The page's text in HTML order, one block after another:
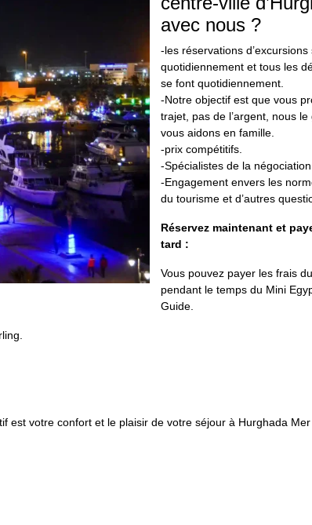
avec nous ?
-les réservations d’excursions
quotidiennement et tous les
se font quotidiennement.
-Notre objectif est que vous
trajet, pas de l’argent, nous
vous aidons en famille.
-prix compétitifs.
-Spécialistes de la négociation.
-Engagement envers les
du tourisme et d’autres
Réservez maintenant et
tard :
Vous pouvez payer les frais
pendant le temps du Mini
Guide.
est votre confort et le plaisir de votre séjour à Hurghada Mer